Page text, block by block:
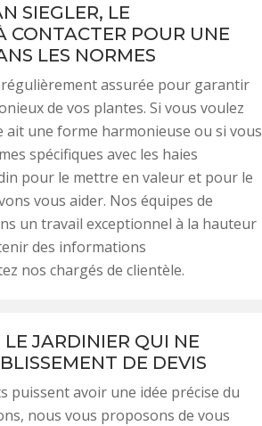
SIEGLER, LE
CONTACTER POUR UNE
LES NORMES
assurée pour garantir
de vos plantes. Si vous voulez
ait une forme harmonieuse ou si vous
spécifiques avec les haies
pour le mettre en valeur et pour le
vous aider. Nos équipes de
un travail exceptionnel à la hauteur
des informations
nos chargés de clientèle.
JARDINIER QUI NE
DE DEVIS
puissent avoir une idée précise du
nous vous proposons de vous